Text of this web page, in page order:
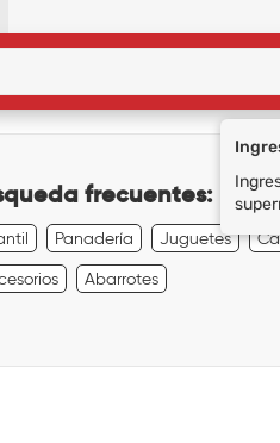
frecuentes:
Panadería Juguetes
Abarrotes